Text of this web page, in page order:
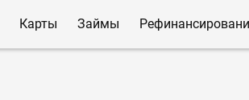
Карты Займы